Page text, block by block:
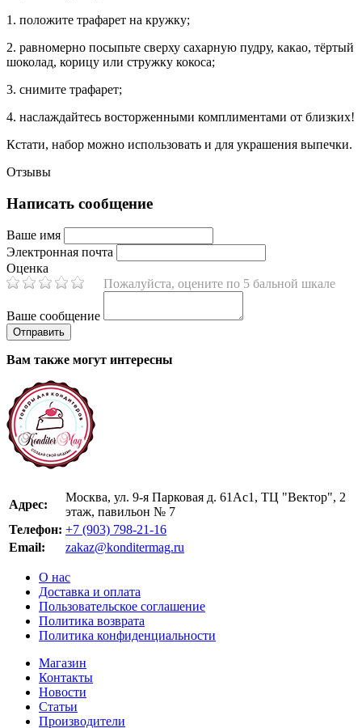
1. положите трафарет на кружку;
2. равномерно посыпьте сверху сахарную пудру, какао, тёртый
шоколад, корицу или стружку кокоса;
3. снимите трафарет;
4. наслаждайтесь восторженными комплиментами от близких!
Кстати, набор можно использовать и для украшения выпечки.
Отзывы
Написать сообщение
Ваше имя
Электронная почта
Оценка
Пожалуйста, оцените по 5 бальной шкале
Ваше сообщение
Вам также могут интересны
Адрес:
Москва, ул. 9-я Парковая д. 61Ас1, ТЦ "Вектор", 2
этаж, павильон № 7
Телефон: +7 (903) 798-21-16
Email:
zakaz@konditermag.ru
О нас
Доставка и оплата
Пользовательское соглашение
Политика возврата
Политика конфиденциальности
Магазин
Контакты
Новости
Статьи
Производители